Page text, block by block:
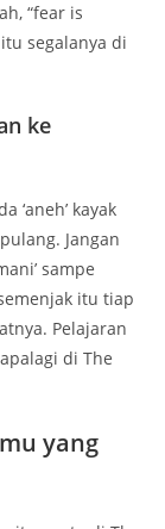
“fear is
segalanya di
ke
‘aneh’ kayak
Jangan
sampe
itu tiap
Pelajaran
di The
yang